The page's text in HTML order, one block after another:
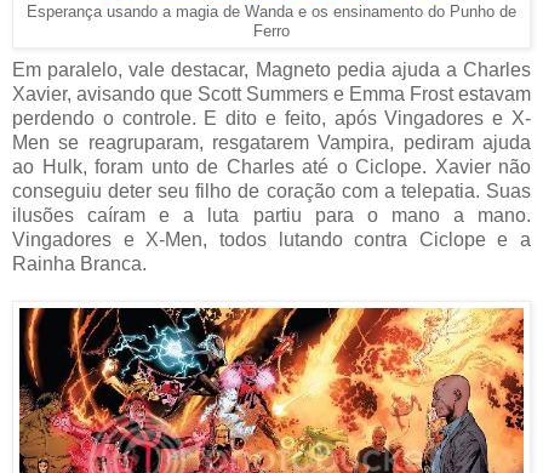
Esperança usando a magia de Wanda e os ensinamento do Punho de
Ferro
Em paralelo, vale destacar, Magneto pedia ajuda a Charles
Xavier, avisando que Scott Summers e Emma Frost estavam
perdendo o controle. E dito e feito, após Vingadores e X-
Men se reagruparam, resgatarem Vampira, pediram ajuda
ao Hulk, foram unto de Charles até o Ciclope. Xavier não
conseguiu deter seu filho de coração com a telepatia. Suas
ilusões caíram e a luta partiu para o mano a mano.
Vingadores e X-Men, todos lutando contra Ciclope e a
Rainha Branca.